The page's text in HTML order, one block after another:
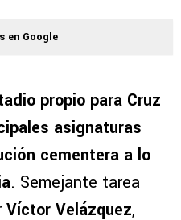
en Google
propio para Cruz
asignaturas
cementera a lo
. Semejante tarea
Víctor Velázquez,